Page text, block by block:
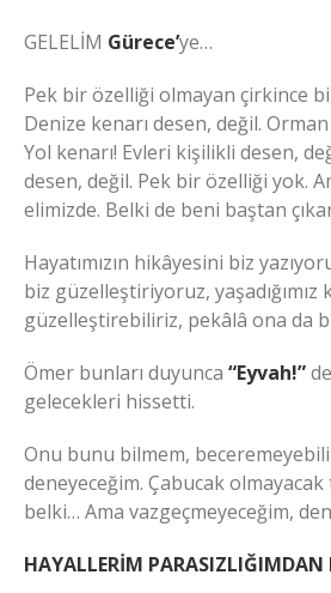
GELELİM Gürece’ye…
Pek bir özelliği olmayan çirkince
Denize kenarı desen, değil.
Yol kenarı! Evleri kişilikli desen,
desen, değil. Pek bir özelliği yok.
elimizde. Belki de beni baştan
Hayatımızın hikâyesini biz
biz güzelleştiriyoruz, yaşadığımız
güzelleştirebiliriz, pekâlâ ona da
Ömer bunları duyunca “Eyvah!”
gelecekleri hissetti.
Onu bunu bilmem,
deneyeceğim. Çabucak
belki… Ama vazgeçmeyeceğim,
HAYALLERİM PARASIZLIĞIMDAN